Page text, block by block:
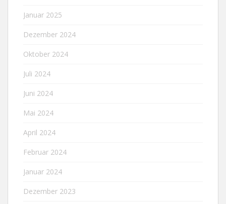
Januar 2025
Dezember 2024
Oktober 2024
Juli 2024
Juni 2024
Mai 2024
April 2024
Februar 2024
Januar 2024
Dezember 2023